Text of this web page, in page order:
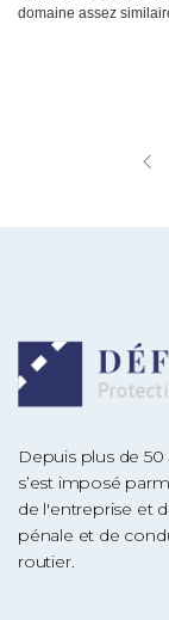
domaine assez
Depuis plus de
s’est imposé
de l'entreprise et
pénale et de
routier.